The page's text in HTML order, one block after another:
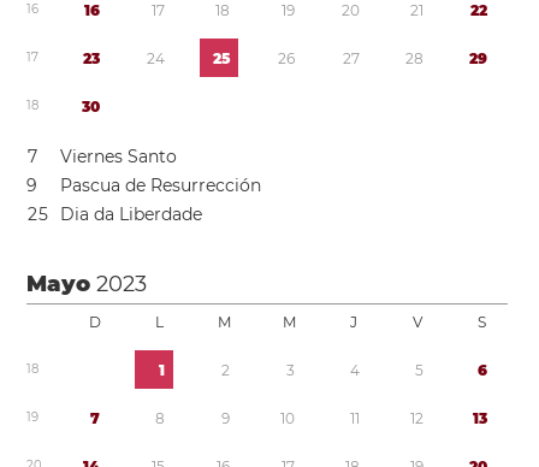
16 16 17 18 19 20 21 22
17 23 24 25 26 27 28 29
18 30
7
Viernes Santo
9
Pascua de Resurrección
25 Dia da Liberdade
Mayo2023
D L M M J V S
18 1 2 3 4 5 6
19 7 8 9 10 11 12 13